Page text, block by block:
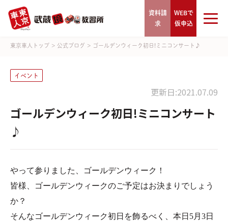
資料請
求
WEBで
仮申込
東京車人トップ > 公式ブログ > ゴールデンウィーク初日!ミニコンサート♪
イベント
更新日:2021.07.09
ゴールデンウィーク初日!ミニコンサート
♪
やって参りました、ゴールデンウィーク！
皆様、ゴールデンウィークのご予定はお決まりでしょう
か？
そんなゴールデンウィーク初日を飾るべく、本日5月3日